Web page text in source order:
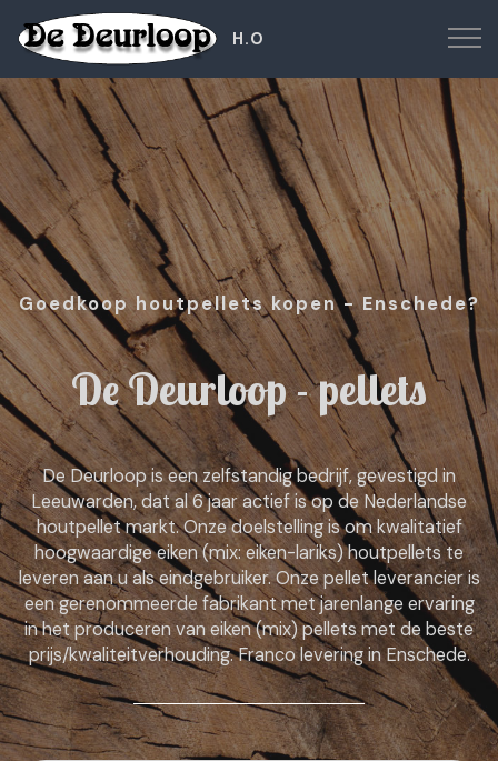
H.O
Goedkoop houtpellets kopen - Enschede?
De Deurloop - pellets
De Deurloop is een zelfstandig bedrijf, gevestigd in
Leeuwarden, dat al 6 jaar actief is op de Nederlandse
houtpellet markt. Onze doelstelling is om kwalitatief
hoogwaardige eiken (mix: eiken-lariks) houtpellets te
leveren aan u als eindgebruiker. Onze pellet leverancier is
een gerenommeerde fabrikant met jarenlange ervaring
in het produceren van eiken (mix) pellets met de beste
prijs/kwaliteitverhouding. Franco levering in Enschede.